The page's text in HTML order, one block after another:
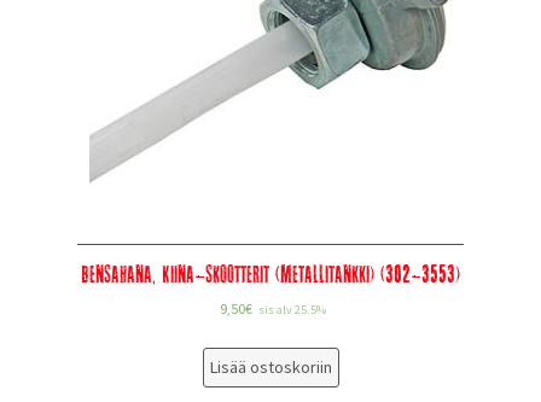
Bensahana, Kiina-Skootterit (metallitankki) (302-3553)
9,50€ sis alv 25.5%
Lisää ostoskoriin